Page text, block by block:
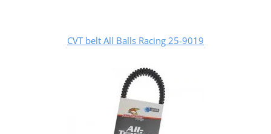
CVT belt All Balls Racing 25-9019